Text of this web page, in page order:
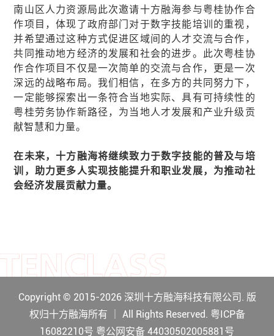
南山区人力资源局此次邀请十方融海参与粤桂协作合
作项目，体现了政府部门对于数字技能培训的重视，
并希望通过这种方式促进区域间的人才交流与合作，
共同推动地方经济的发展和社会的进步。此次粤桂协
作合作项目不仅是一次简单的交流与合作，更是一次
深远的战略布局。我们相信，在多方的共同努力下，
一定能够探索出一条符合当地实际、具有可持续性的
粤桂劳务协作新路径，为当地人才发展和产业升级贡
献智慧和力量。
在未来，十方融海将继续致力于数字技能的普及与培
训，助力更多人实现技能提升和职业发展，为推动社
会经济发展贡献力量。
Copyright © 2015-2026 深圳十方融海科技有限公司. 版
权归十方融海所有 ｜ All Rights Reserved. 粤ICP备
16082210号 粤公网安备 44030502005881号